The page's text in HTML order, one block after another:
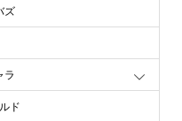
ズ
ラ
ド